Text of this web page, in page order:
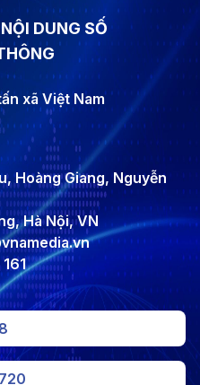
DUNG SỐ
xã Việt Nam
Hoàng Giang, Nguyễn
Hà Nội, VN